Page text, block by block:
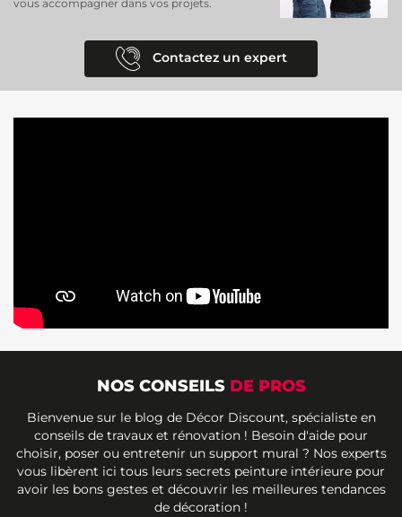
vous accompagner dans vos projets.
Contactez un expert
NOS CONSEILS DE PROS
Bienvenue sur le blog de Décor Discount, spécialiste en
conseils de travaux et rénovation ! Besoin d'aide pour
choisir, poser ou entretenir un support mural ? Nos experts
vous libèrent ici tous leurs secrets peinture intérieure pour
avoir les bons gestes et découvrir les meilleures tendances
de décoration !